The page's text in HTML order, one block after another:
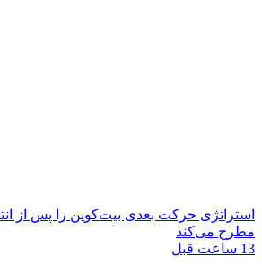
مطرح می‌کند
13 ساعت قبل